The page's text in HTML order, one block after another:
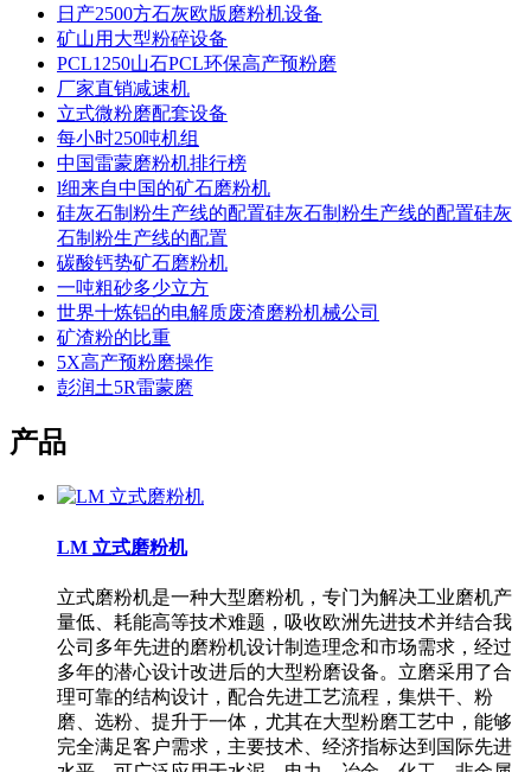
日产2500方石灰欧版磨粉机设备
矿山用大型粉碎设备
PCL1250山石PCL环保高产预粉磨
厂家直销减速机
立式微粉磨配套设备
每小时250吨机组
中国雷蒙磨粉机排行榜
l细来自中国的矿石磨粉机
硅灰石制粉生产线的配置硅灰石制粉生产线的配置硅灰
石制粉生产线的配置
碳酸钙势矿石磨粉机
一吨粗砂多少立方
世界十炼铝的电解质废渣磨粉机械公司
矿渣粉的比重
5X高产预粉磨操作
彭润土5R雷蒙磨
产品
LM 立式磨粉机
立式磨粉机是一种大型磨粉机，专门为解决工业磨机产
量低、耗能高等技术难题，吸收欧洲先进技术并结合我
公司多年先进的磨粉机设计制造理念和市场需求，经过
多年的潜心设计改进后的大型粉磨设备。立磨采用了合
理可靠的结构设计，配合先进工艺流程，集烘干、粉
磨、选粉、提升于一体，尤其在大型粉磨工艺中，能够
完全满足客户需求，主要技术、经济指标达到国际先进